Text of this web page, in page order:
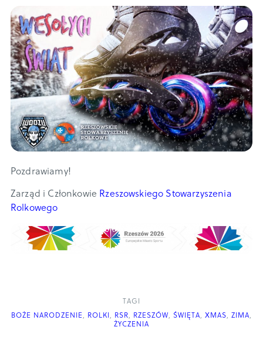
Pozdrawiamy!
Zarząd i Członkowie Rzeszowskiego Stowarzyszenia
Rolkowego
TAGI
BOŻE NARODZENIE, ROLKI, RSR, RZESZÓW, ŚWIĘTA, XMAS, ZIMA,
ŻYCZENIA